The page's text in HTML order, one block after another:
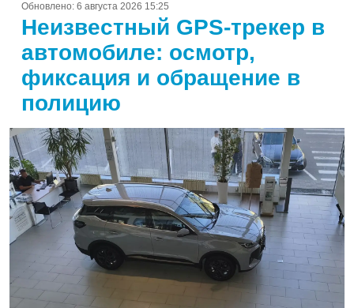
Обновлено: 6 августа 2026 15:25
Неизвестный GPS-трекер в
автомобиле: осмотр,
фиксация и обращение в
полицию